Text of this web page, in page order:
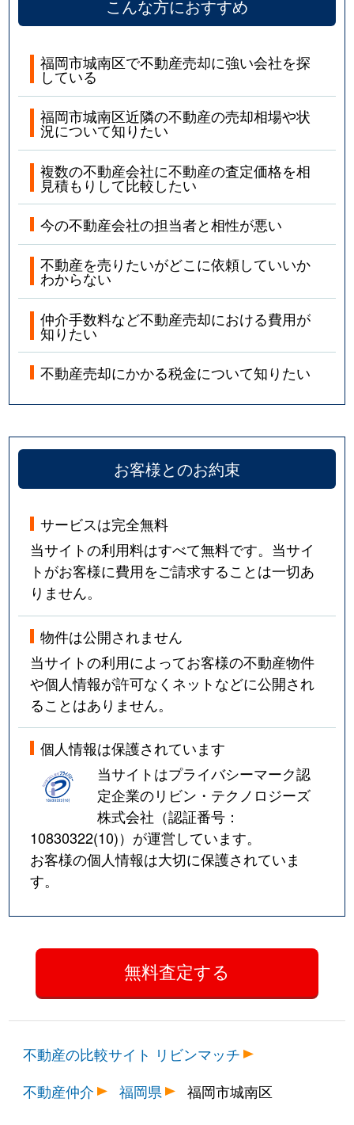
こんな方におすすめ
福岡市城南区で不動産売却に強い会社を探
している
福岡市城南区近隣の不動産の売却相場や状
況について知りたい
複数の不動産会社に不動産の査定価格を相
見積もりして比較したい
今の不動産会社の担当者と相性が悪い
不動産を売りたいがどこに依頼していいか
わからない
仲介手数料など不動産売却における費用が
知りたい
不動産売却にかかる税金について知りたい
お客様とのお約束
サービスは完全無料
当サイトの利用料はすべて無料です。当サイ
トがお客様に費用をご請求することは一切あ
りません。
物件は公開されません
当サイトの利用によってお客様の不動産物件
や個人情報が許可なくネットなどに公開され
ることはありません。
個人情報は保護されています
当サイトはプライバシーマーク認
定企業のリビン・テクノロジーズ
株式会社（認証番号：
10830322(10)）が運営しています。
お客様の個人情報は大切に保護されていま
す。
不動産の比較サイト リビンマッチ
不動産仲介
福岡県 福岡市城南区